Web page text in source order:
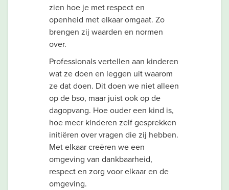
zien hoe je met respect en
openheid met elkaar omgaat. Zo
brengen zij waarden en normen
over.
Professionals vertellen aan kinderen
wat ze doen en leggen uit waarom
ze dat doen. Dit doen we niet alleen
op de bso, maar juist ook op de
dagopvang. Hoe ouder een kind is,
hoe meer kinderen zelf gesprekken
initiëren over vragen die zij hebben.
Met elkaar creëren we een
omgeving van dankbaarheid,
respect en zorg voor elkaar en de
omgeving.